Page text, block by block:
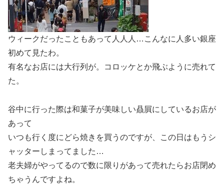
ウィークだったこともあって人人人…こんなに人多い銀座
初めて見たわ。
有名なお店には大行列が。コロッケとか飛ぶように売れて
た。
谷中に行った際は和菓子が美味しい贔屓にしているお店が
あって
いつも行く度にどら焼きを買うのですが、この日はもうシ
ャッターしまってました…
老夫婦がやってるので数に限りがあって売れたらお店閉め
ちゃうんですよね。